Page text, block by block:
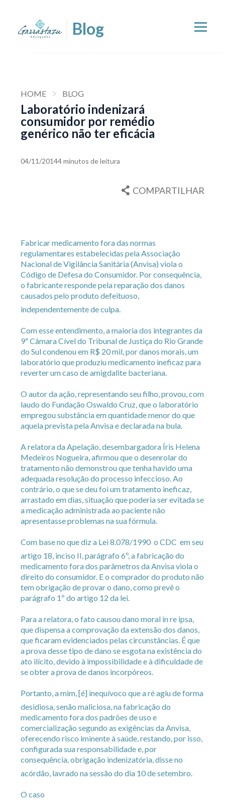
HOME BLOG
Laboratório indenizará
consumidor por remédio
genérico não ter eficácia
04/11/20144 minutos de leitura
COMPARTILHAR
Fabricar medicamento fora das normas
regulamentares estabelecidas pela Associação
Nacional de Vigilância Sanitária (Anvisa) viola o
Código de Defesa do Consumidor. Por consequência,
o fabricante responde pela reparação dos danos
causados pelo produto defeituoso,
independentemente de culpa.
Com esse entendimento, a maioria dos integrantes da
9ª Câmara Cível do Tribunal de Justiça do Rio Grande
do Sul condenou em R$ 20 mil, por danos morais, um
laboratório que produziu medicamento ineficaz para
reverter um caso de amigdalite bacteriana.
O autor da ação, representando seu filho, provou, com
laudo do Fundação Oswaldo Cruz, que o laboratório
empregou substância em quantidade menor do que
aquela prevista pela Anvisa e declarada na bula.
A relatora da Apelação, desembargadora Íris Helena
Medeiros Nogueira, afirmou que o desenrolar do
tratamento não demonstrou que tenha havido uma
adequada resolução do processo infeccioso. Ao
contrário, o que se deu foi um tratamento ineficaz,
arrastado em dias, situação que poderia ser evitada se
a medicação administrada ao paciente não
apresentasse problemas na sua fórmula.
Com base no que diz a Lei 8.078/1990  o CDC  em seu
artigo 18, inciso II, parágrafo 6º, a fabricação do
medicamento fora dos parâmetros da Anvisa viola o
direito do consumidor. E o comprador do produto não
tem obrigação de provar o dano, como prevê o
parágrafo 1º do artigo 12 da lei.
Para a relatora, o fato causou dano moral in re ipsa,
que dispensa a comprovação da extensão dos danos,
que ficaram evidenciados pelas circunstâncias. É que
a prova desse tipo de dano se esgota na existência do
ato ilícito, devido à impossibilidade e à dificuldade de
se obter a prova de danos incorpóreos.
Portanto, a mim, [é] inequívoco que a ré agiu de forma
desidiosa, senão maliciosa, na fabricação do
medicamento fora dos padrões de uso e
comercialização segundo as exigências da Anvisa,
oferecendo risco iminente à saúde, restando, por isso,
configurada sua responsabilidade e, por
consequência, obrigação indenizatória, disse no
acórdão, lavrado na sessão do dia 10 de setembro.
O caso